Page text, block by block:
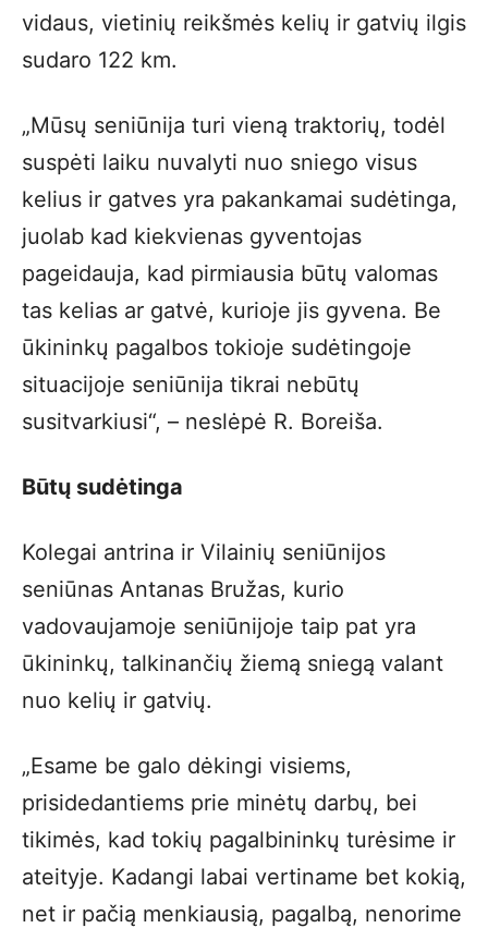
vidaus, vietinių reikšmės kelių ir gatvių ilgis
sudaro 122 km.
„Mūsų seniūnija turi vieną traktorių, todėl
suspėti laiku nuvalyti nuo sniego visus
kelius ir gatves yra pakankamai sudėtinga,
juolab kad kiekvienas gyventojas
pageidauja, kad pirmiausia būtų valomas
tas kelias ar gatvė, kurioje jis gyvena. Be
ūkininkų pagalbos tokioje sudėtingoje
situacijoje seniūnija tikrai nebūtų
susitvarkiusi“, – neslėpė R. Boreiša.
Būtų sudėtinga
Kolegai antrina ir Vilainių seniūnijos
seniūnas Antanas Bružas, kurio
vadovaujamoje seniūnijoje taip pat yra
ūkininkų, talkinančių žiemą sniegą valant
nuo kelių ir gatvių.
„Esame be galo dėkingi visiems,
prisidedantiems prie minėtų darbų, bei
tikimės, kad tokių pagalbininkų turėsime ir
ateityje. Kadangi labai vertiname bet kokią,
net ir pačią menkiausią, pagalbą, nenorime